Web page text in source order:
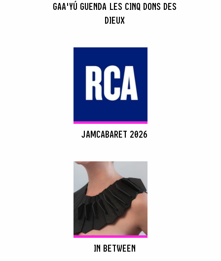
GAA'YÚ GUENDA LES CINQ DONS DES
DIEUX
JAMCABARET 2026
IN BETWEEN